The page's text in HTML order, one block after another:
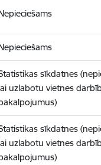
sīkdatnes
uzlabotu vietnes
sīkdatnes
uzlabotu vietnes